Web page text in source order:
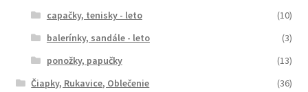
capačky, tenisky - leto
(10)
balerínky, sandále - leto
(3)
ponožky, papučky
(13)
Čiapky, Rukavice, Oblečenie
(36)